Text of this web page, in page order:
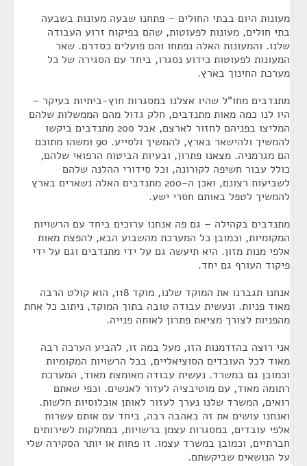
מעונות היום בבתי החולים – פתחנו שבעה מעונות בשבעה
בתי חולים, מעונות לפעוטות, שהם בפיקוח זרוע העבודה
שלנו. והמעונות האלה נפתחו והם פועלים כסדרם. שאר
המעונות לפעוטות כידוע נסגרו, ביחד עם הסגירה של כל
מערכת החינוך בארץ.
מתנדבים מחו"ל שהיו אצלנו במסגרות חוץ-ביתיות בעיקר –
היו לנו כמה מאות מתנדבים, חלק גדול מהם הממשלות שלהם
המליצו בפניהם לחזור לארצם, אבל 200 מתנדבים ביקשו
להמשיך ולהישאר בארץ, להמשיך ולסייע. 90 ומשהו מתוכם
הם מגרמניה. מצאנו פתרון, ובעיות הביטוח הרפואי שלהם,
כולל עבור חשיפה לקורונה, וכל סידורי ההלנה שלהם
לשביעות רצונם, ואכן ה-200 מתנדבים האלה נשארים בארץ
להמשיך לטפל באותם חסרי ישע.
מתנדבים בקהילה – גם פה אנחנו ערוכים ביחד עם הרשויות
המקומיות, וכמובן כל המערכת מהשבוע הבא, להפצת מאות
אלפי מנות מזון. היא תיעשה גם על ידי מתנדבים וגם על ידי
פיקוד העורף גם יחד.
אנחנו תגברנו את המוקד שלנו, מוקד 118, הוא קולט הרבה
מאוד פניות. ונעשית עבודה טובה בתוך המוקד, ניתוב כל אחת
מהפניות לצורך מציאת פתרון לאותה פנייה.
אני רוצה בהזדמנות הזו, מעל במה זו, להביע הערכה רבה
מאוד לכל העובדים הסוציאליים, בכל הרשויות המקומיות
וכמובן גם במשרד. נעשית עבודה מאומצת מאוד, המערכת
רתומה מאוד, עם מוטיבציה לעזור לאנשים. וכפי שאתם
רואים, המשרד שלנו נערך לעזור לאותן אוכלוסיות חלשות.
ואנחנו עושים את זה באהבה רבה, ביחד עם אותם עשרות
אלפי עובדים, במסגרות עצמן ברשויות, במחלקות לשירותים
חברתיים, וכמובן במשרד עצמו. זו פחות או יותר הסקירה שלי
על הנושאים שביקשתם.